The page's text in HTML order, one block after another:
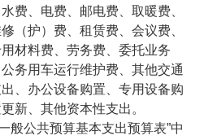
费、电费、邮电费、取暖费、
（护）费、租赁费、会议费、
材料费、劳务费、委托业务
务用车运行维护费、其他交通
、办公设备购置、专用设备购
新、其他资本性支出。
般公共预算基本支出预算表”中